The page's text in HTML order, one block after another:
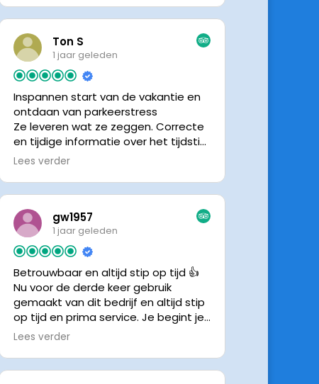
chauffeur wisten we precies waar de
chauffeur, met een prachtige auto
was het een comfortabele rit. Graag
tot de volgende de keer.
Ton S
1 jaar geleden
Inspannen start van de vakantie en
ontdaan van parkeerstress
Ze leveren wat ze zeggen. Correcte
en tijdige informatie over het tijdstip
van ophalen. Voldeed ook nu weer
Lees verder
gw1957
1 jaar geleden
Betrouwbaar en altijd stip op tijd 👍
Nu voor de derde keer gebruik
gemaakt van dit bedrijf en altijd stip
op tijd en prima service. Je begint je
vakantie zonder zorgen iig. 👍👍
Lees verder